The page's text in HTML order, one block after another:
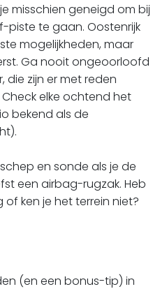
misschien geneigd om bij
piste te gaan. Oostenrijk
mogelijkheden, maar
Ga nooit ongeoorloofd
zijn er met reden
elke ochtend het
bekend als de
en sonde als je de
een airbag-rugzak. Heb
ken je het terrein niet?
(en een bonus-tip) in